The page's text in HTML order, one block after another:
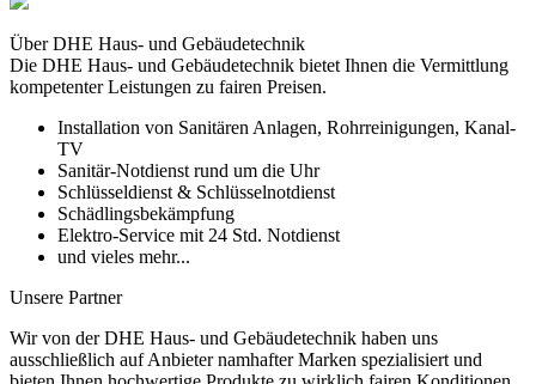
Über DHE Haus- und Gebäudetechnik
Die DHE Haus- und Gebäudetechnik bietet Ihnen die Vermittlung
kompetenter Leistungen zu fairen Preisen.
Installation von Sanitären Anlagen, Rohrreinigungen, Kanal-
TV
Sanitär-Notdienst rund um die Uhr
Schlüsseldienst & Schlüsselnotdienst
Schädlingsbekämpfung
Elektro-Service mit 24 Std. Notdienst
und vieles mehr...
Unsere Partner
Wir von der DHE Haus- und Gebäudetechnik haben uns
ausschließlich auf Anbieter namhafter Marken spezialisiert und